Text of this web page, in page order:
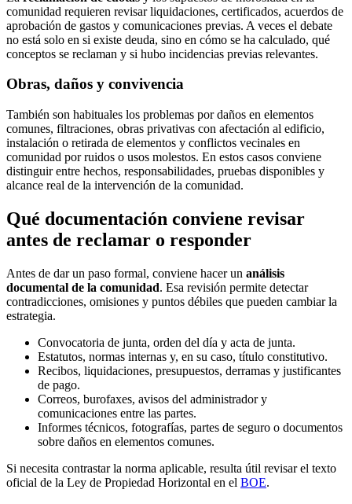
comunidad requieren revisar liquidaciones, certificados, acuerdos de
aprobación de gastos y comunicaciones previas. A veces el debate
no está solo en si existe deuda, sino en cómo se ha calculado, qué
conceptos se reclaman y si hubo incidencias previas relevantes.
Obras, daños y convivencia
También son habituales los problemas por daños en elementos
comunes, filtraciones, obras privativas con afectación al edificio,
instalación o retirada de elementos y conflictos vecinales en
comunidad por ruidos o usos molestos. En estos casos conviene
distinguir entre hechos, responsabilidades, pruebas disponibles y
alcance real de la intervención de la comunidad.
Qué documentación conviene revisar
antes de reclamar o responder
Antes de dar un paso formal, conviene hacer un análisis
documental de la comunidad. Esa revisión permite detectar
contradicciones, omisiones y puntos débiles que pueden cambiar la
estrategia.
Convocatoria de junta, orden del día y acta de junta.
Estatutos, normas internas y, en su caso, título constitutivo.
Recibos, liquidaciones, presupuestos, derramas y justificantes
de pago.
Correos, burofaxes, avisos del administrador y
comunicaciones entre las partes.
Informes técnicos, fotografías, partes de seguro o documentos
sobre daños en elementos comunes.
Si necesita contrastar la norma aplicable, resulta útil revisar el texto
oficial de la Ley de Propiedad Horizontal en el BOE.